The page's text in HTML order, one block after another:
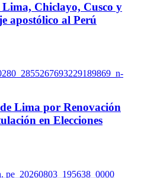
Chiclayo, Cusco y
apostólico al Perú
Lima por Renovación
en Elecciones